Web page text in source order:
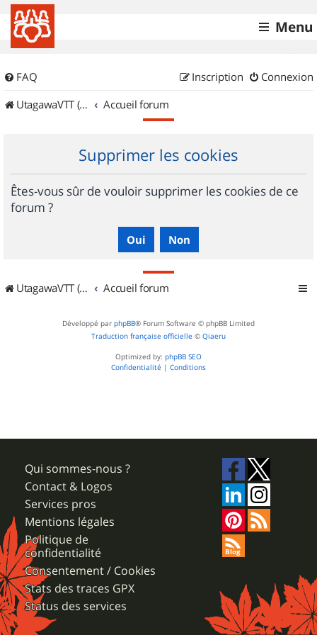
Menu
FAQ Connexion
Inscription
UtagawaVTT (Randos VTT et VTTAE avec traces GPS)
Accueil forum
Supprimer les cookies
Êtes-vous sûr de vouloir supprimer les cookies de ce
forum ?
UtagawaVTT (Randos VTT et VTTAE avec traces GPS) Accueil forum
Développé par phpBB® Forum Software © phpBB Limited
Traduction française officielle © Qiaeru
Optimized by: phpBB SEO
Confidentialité | Conditions
Qui sommes-nous ?
Contact & Logos
Services pros
Mentions légales
Politique de
confidentialité
Consentement / Cookies
Stats des traces GPX
Status des services